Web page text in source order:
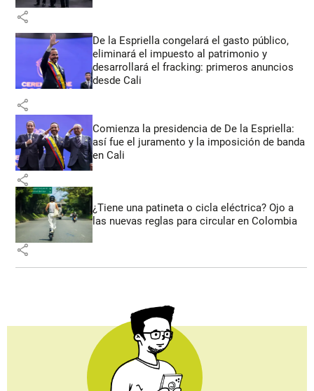
share
De la Espriella congelará el gasto público,
eliminará el impuesto al patrimonio y
desarrollará el fracking: primeros anuncios
desde Cali
share
Comienza la presidencia de De la Espriella:
así fue el juramento y la imposición de banda
en Cali
share
¿Tiene una patineta o cicla eléctrica? Ojo a
las nuevas reglas para circular en Colombia
share